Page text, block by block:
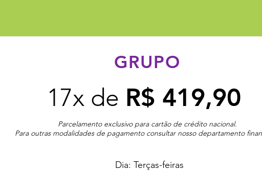
GRUPO
17x de R$ 419,90
Parcelamento exclusivo para cartão de crédito nacional.
Para outras modalidades de pagamento consultar nosso departamento
Dia: Terças-feiras